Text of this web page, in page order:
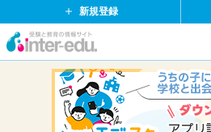
新規登録
イ